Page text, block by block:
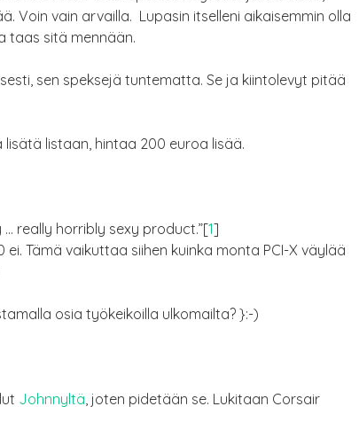
Voin vain arvailla. Lupasin itselleni aikaisemmin olla
taas sitä mennään.
sen speksejä tuntematta. Se ja kiintolevyt pitää
listaan, hintaa 200 euroa lisää.
… really horribly sexy product.”[1]
ei. Tämä vaikuttaa siihen kuinka monta PCI-X väylää
osia työkeikoilla ulkomailta? }:-)
Johnnyltä, joten pidetään se. Lukitaan Corsair